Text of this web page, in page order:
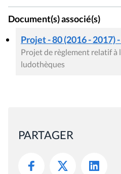
Document(s) associé(s)
Projet - 80 (2016 - 2017) -
Projet de règlement relatif à
ludothèques
PARTAGER